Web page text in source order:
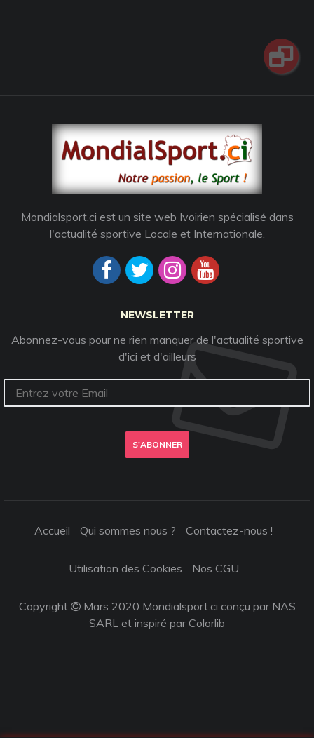
Mondialsport.ci est un site web Ivoirien spécialisé dans
l'actualité sportive Locale et Internationale.
NEWSLETTER
Abonnez-vous pour ne rien manquer de l'actualité sportive
d'ici et d'ailleurs
S'ABONNER
Accueil Qui sommes nous ? Contactez-nous !
Utilisation des Cookies Nos CGU
Copyright
Mars 2020 Mondialsport.ci conçu par NAS
SARL et inspiré parColorlib